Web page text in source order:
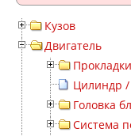
Кузов
Двигатель
Прокладки
Цилиндр
Головка
Система